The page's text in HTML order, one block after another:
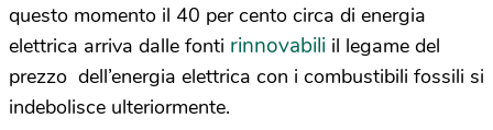
questo momento il 40 per cento circa di energia
elettrica arriva dalle fonti rinnovabili il legame del
prezzo dell’energia elettrica con i combustibili fossili si
indebolisce ulteriormente.